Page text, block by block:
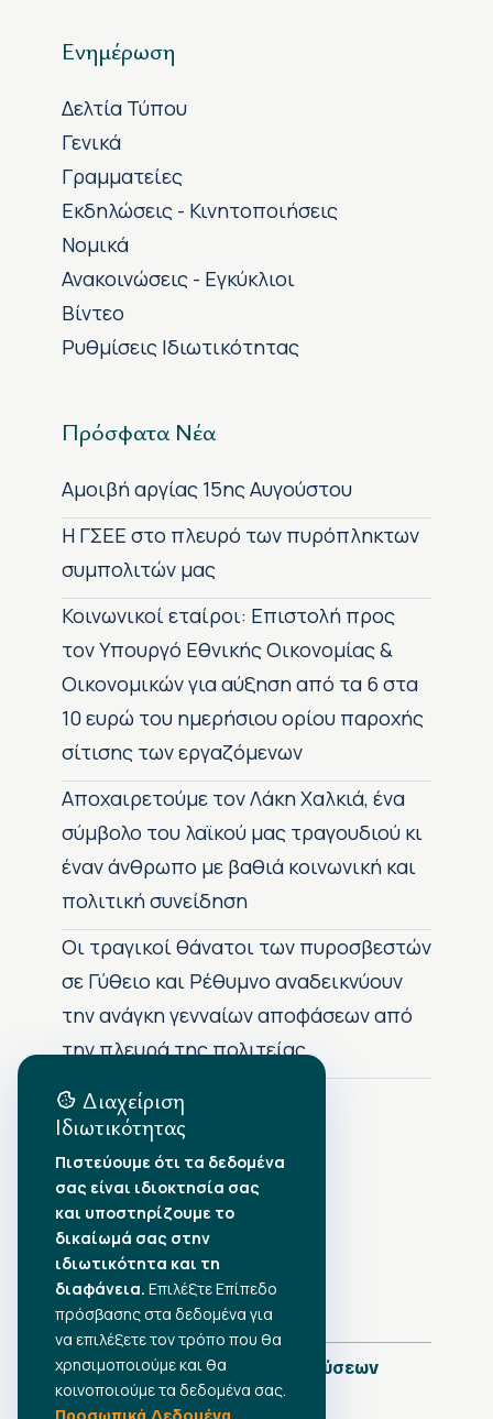
Ενημέρωση
Δελτία Τύπου
Γενικά
Γραμματείες
Εκδηλώσεις - Κινητοποιήσεις
Νομικά
Ανακοινώσεις - Εγκύκλιοι
Βίντεο
Ρυθμίσεις Ιδιωτικότητας
Πρόσφατα Νέα
Αμοιβή αργίας 15ης Αυγούστου
H ΓΣΕΕ στο πλευρό των πυρόπληκτων
συμπολιτών μας
Κοινωνικοί εταίροι: Επιστολή προς
τον Υπουργό Εθνικής Οικονομίας &
Οικονομικών για αύξηση από τα 6 στα
10 ευρώ του ημερήσιου ορίου παροχής
σίτισης των εργαζόμενων
Αποχαιρετούμε τον Λάκη Χαλκιά, ένα
σύμβολο του λαϊκού μας τραγουδιού κι
έναν άνθρωπο με βαθιά κοινωνική και
πολιτική συνείδηση
Οι τραγικοί θάνατοι των πυροσβεστών
σε Γύθειο και Ρέθυμνο αναδεικνύουν
την ανάγκη γενναίων αποφάσεων από
την πλευρά της πολιτείας
Αρχείο Δημοσιεύσεων
•Αύγουστος 2026
•Ιούλιος 2026
•Ιούνιος 2026
•Μάιος 2026
•Απρίλιος 2026
•Μάρτιος 2026
Πλήρες Ημερολόγιο Δημοσιεύσεων
Διαχείριση
Ιδιωτικότητας
Πιστεύουμε ότι τα δεδομένα
σας είναι ιδιοκτησία σας
και υποστηρίζουμε το
δικαίωμά σας στην
ιδιωτικότητα και τη
διαφάνεια. Επιλέξτε Επίπεδο
πρόσβασης στα δεδομένα για
να επιλέξετε τον τρόπο που θα
χρησιμοποιούμε και θα
κοινοποιούμε τα δεδομένα σας.